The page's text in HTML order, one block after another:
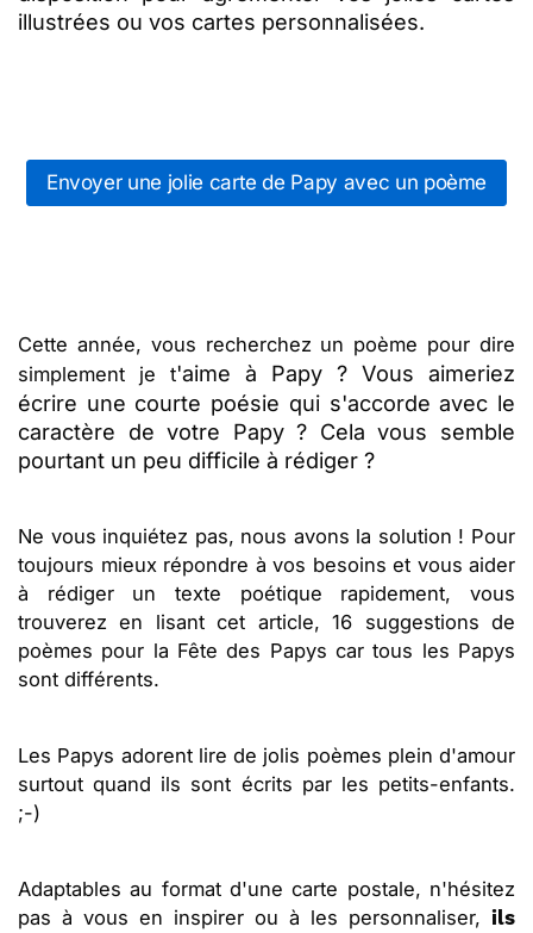
illustrées ou vos cartes personnalisées.
Envoyer une jolie carte de Papy avec un poème
Cette année, vous recherchez un poème pour dire
simplement je t'aime à Papy ? Vous aimeriez
écrire une courte poésie qui s'accorde avec le
caractère de votre Papy ? Cela vous semble
pourtant un peu difficile à rédiger ?
Ne vous inquiétez pas, nous avons la solution ! Pour
toujours mieux répondre à vos besoins et vous aider
à rédiger un texte poétique rapidement, vous
trouverez en lisant cet article, 16 suggestions de
poèmes pour la Fête des Papys car tous les Papys
sont différents.
Les Papys adorent lire de jolis poèmes plein d'amour
surtout quand ils sont écrits par les petits-enfants.
;-)
Adaptables au format d'une carte postale, n'hésitez
pas à vous en inspirer ou à les personnaliser, ils